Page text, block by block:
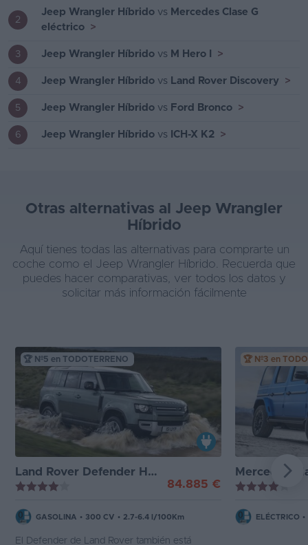
2
Jeep Wrangler Híbrido vs Mercedes Clase G
eléctrico >
3 Jeep Wrangler Híbrido vs M Hero I >
4 Jeep Wrangler Híbrido vs Land Rover Discovery >
5 Jeep Wrangler Híbrido vs Ford Bronco >
6 Jeep Wrangler Híbrido vs ICH-X K2 >
Otras alternativas al Jeep Wrangler
Híbrido
Aquí tienes todas las alternativas para comprarte un
coche como el Jeep Wrangler Híbrido. Recuerda que
puedes hacer comparativas, ver todos los datos y
solicitar más información fácilmente
🏆 Nº5 en TODOTERRENO
Land Rover Defender Híbrido
84.885 €
GASOLINA • 300 CV • 2.7-6.4 l/100Km
El Defender de Land Rover también está
🏆 Nº3 en
Mercedes
ELÉCTRICO •